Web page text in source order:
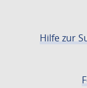
Hilfe zur